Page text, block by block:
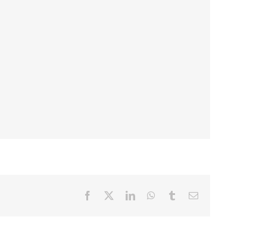
Facebook LinkedInWhatsApp
TumblrEmail